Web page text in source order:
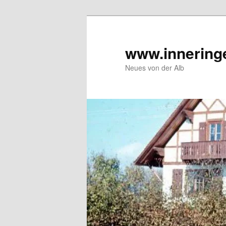
Neues von der Alb